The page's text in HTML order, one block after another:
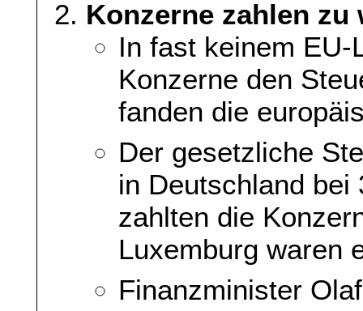
Konzerne zahlen zu
In fast keinem EU-
Konzerne den
fanden die
Der gesetzliche
in Deutschland
zahlten die
Luxemburg waren
Finanzminister